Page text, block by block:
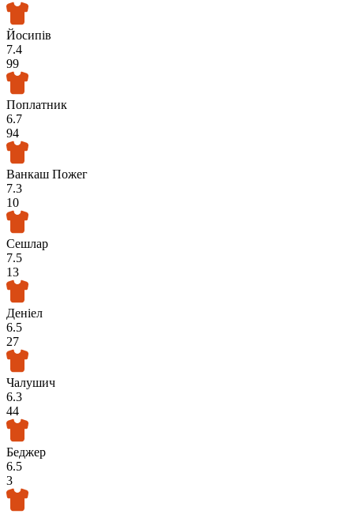
Йосипів
7.4
99
Поплатник
6.7
94
Ванкаш Пожег
7.3
10
Сешлар
7.5
13
Деніел
6.5
27
Чалушич
6.3
44
Беджер
6.5
3